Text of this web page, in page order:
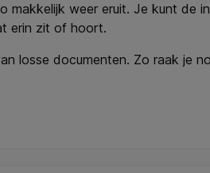
weer eruit. Je kunt de
erin zit of hoort.
losse documenten. Zo raak je